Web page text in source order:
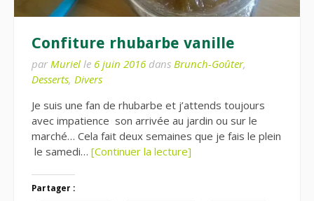
Confiture rhubarbe vanille
par Muriel le 6 juin 2016 dans Brunch-Goûter,
Desserts, Divers
Je suis une fan de rhubarbe et j’attends toujours
avec impatience son arrivée au jardin ou sur le
marché… Cela fait deux semaines que je fais le plein
le samedi… [Continuer la lecture]
Partager :